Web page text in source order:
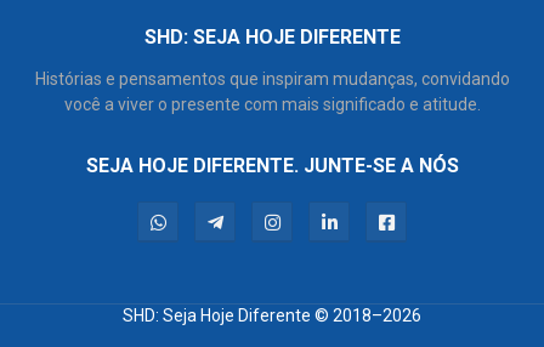
SHD: SEJA HOJE DIFERENTE
Histórias e pensamentos que inspiram mudanças, convidando
você a viver o presente com mais significado e atitude.
SEJA HOJE DIFERENTE. JUNTE-SE A NÓS
SHD: Seja Hoje Diferente © 2018–2026